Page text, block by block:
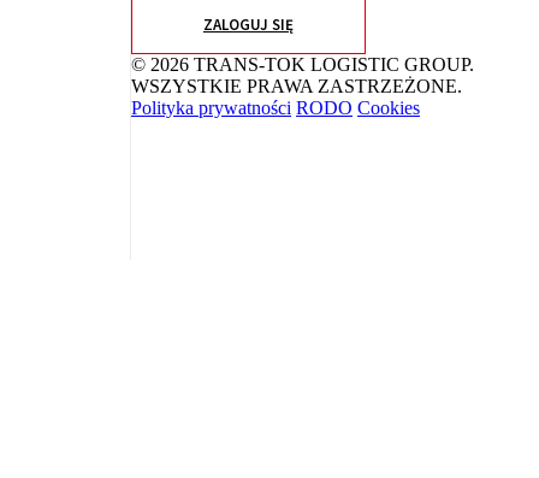
ZALOGUJ SIĘ
© 2026 TRANS-TOK LOGISTIC GROUP.
WSZYSTKIE PRAWA ZASTRZEŻONE.
Polityka prywatności RODO Cookies